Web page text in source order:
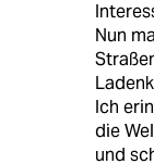
Nun
Ich
die
und